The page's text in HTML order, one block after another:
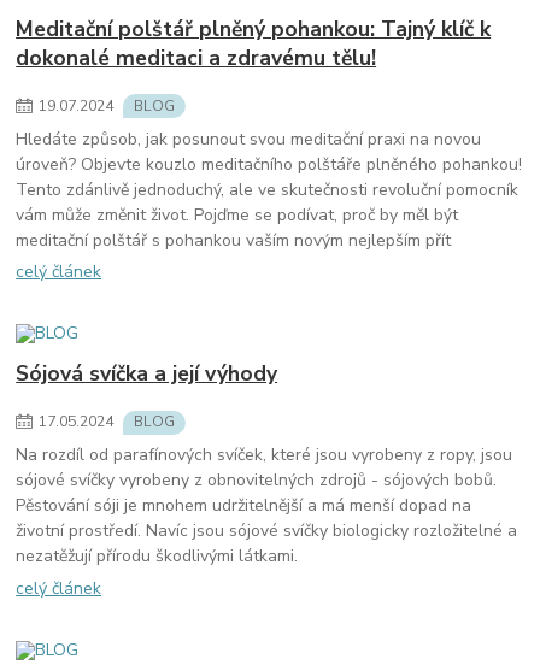
Meditační polštář plněný pohankou: Tajný klíč k
dokonalé meditaci a zdravému tělu!
19.07.2024 BLOG
Hledáte způsob, jak posunout svou meditační praxi na novou
úroveň? Objevte kouzlo meditačního polštáře plněného pohankou!
Tento zdánlivě jednoduchý, ale ve skutečnosti revoluční pomocník
vám může změnit život. Pojďme se podívat, proč by měl být
meditační polštář s pohankou vaším novým nejlepším přít
celý článek
Sójová svíčka a její výhody
17.05.2024 BLOG
Na rozdíl od parafínových svíček, které jsou vyrobeny z ropy, jsou
sójové svíčky vyrobeny z obnovitelných zdrojů - sójových bobů.
Pěstování sóji je mnohem udržitelnější a má menší dopad na
životní prostředí. Navíc jsou sójové svíčky biologicky rozložitelné a
nezatěžují přírodu škodlivými látkami.
celý článek